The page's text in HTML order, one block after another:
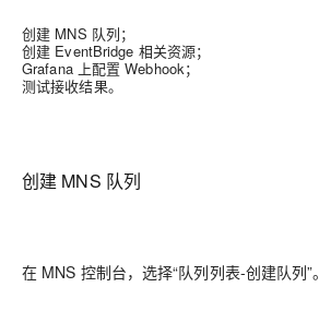
创建 MNS 队列；
创建 EventBridge 相关资源；
Grafana 上配置 Webhook；
测试接收结果。
创建 MNS 队列
在 MNS 控制台，选择“队列列表-创建队列”。